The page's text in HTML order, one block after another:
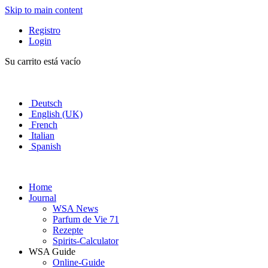
Skip to main content
Registro
Login
Su carrito está vacío
Deutsch
English (UK)
French
Italian
Spanish
Home
Journal
WSA News
Parfum de Vie 71
Rezepte
Spirits-Calculator
WSA Guide
Online-Guide